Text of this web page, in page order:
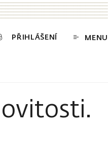
PŘIHLÁŠENÍ MENU